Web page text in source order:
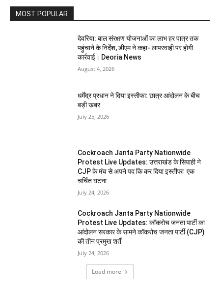
MOST POPULAR
देवरिया: बाल संरक्षण योजनाओं का लाभ हर पात्र तक
पहुंचाने के निर्देश, डीएम ने कहा- लापरवाही पर होगी
कार्रवाई। Deoria News
August 4, 2026
धर्मेंद्र प्रधान ने दिया इस्तीफा: छात्र आंदोलन के बीच
बड़ी खबर
July 25, 2026
Cockroach Janta Party Nationwide
Protest Live Updates: उत्तराखंड के सिपाही ने
CJP के मंच से अपने पद कि कर दिया इस्तीफा एक
चर्चित घटना
July 24, 2026
Cockroach Janta Party Nationwide
Protest Live Updates: कॉकरोच जनता पार्टी का
आंदोलन सरकार के सामने कॉकरोच जनता पार्टी (CJP)
की तीन प्रमुख शर्तें
July 24, 2026
Load more